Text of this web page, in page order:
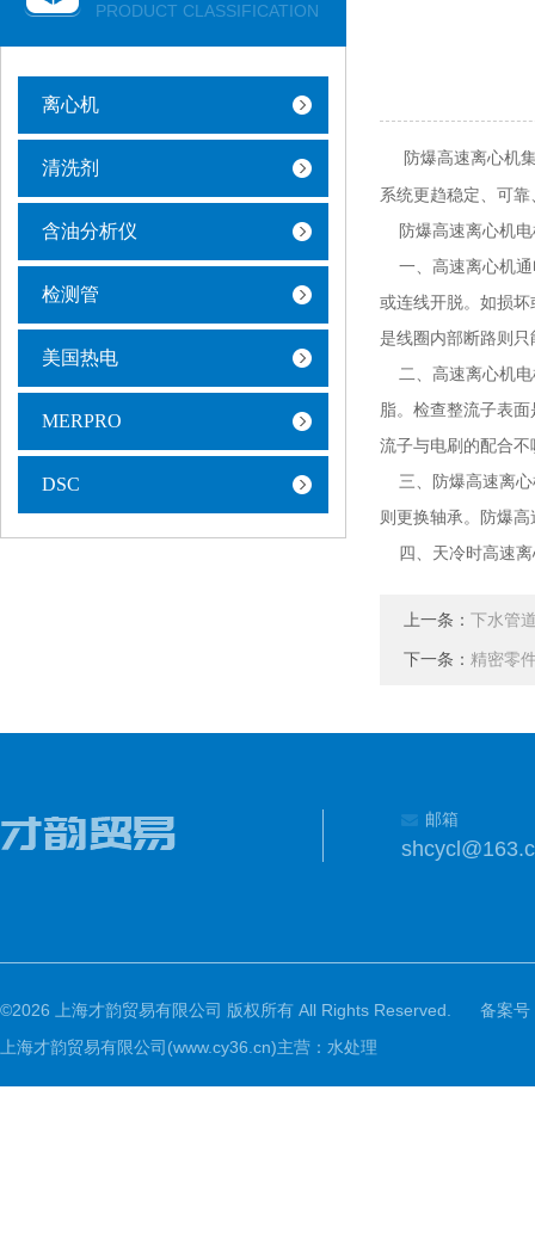
PRODUCT CLASSIFICATION
离心机
清洗剂
含油分析仪
检测管
美国热电
MERPRO
DSC
防爆高速离心机
系统更趋稳定、可
防爆高速离心机电
一、高速离心机通
或连线开脱。如损
是线圈内部断路则
二、高速离心机电
脂。检查整流子表
流子与电刷的配合
三、防爆高速离心
则更换轴承。防爆
四、天冷时高速离
上一条： 下水管
下一条： 精密零
邮箱
©2026 上海才韵贸易有限公司 版权所有 All Rights Reserved.
备案号
上海才韵贸易有限公司(www.cy36.cn)主营：水处理